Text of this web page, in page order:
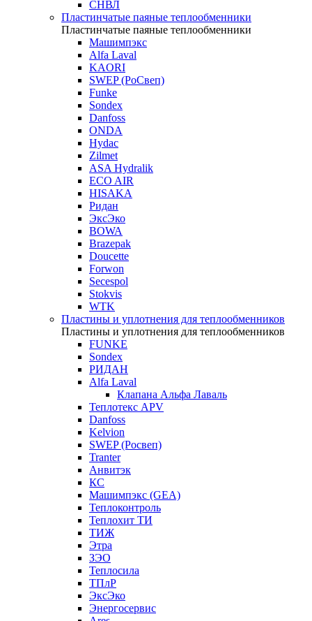
СНВЛ
Пластинчатые паяные теплообменники
Пластинчатые паяные теплообменники
Машимпэкс
Alfa Laval
KAORI
SWEP (РоСвеп)
Funke
Sondex
Danfoss
ONDA
Hydac
Zilmet
ASA Hydralik
ECO AIR
HISAKA
Ридан
ЭксЭко
BOWA
Brazepak
Doucette
Forwon
Secespol
Stokvis
WTK
Пластины и уплотнения для теплообменников
Пластины и уплотнения для теплообменников
FUNKE
Sondex
РИДАН
Alfa Laval
Клапана Альфа Лаваль
Теплотекс APV
Danfoss
Kelvion
SWEP (Росвеп)
Tranter
Анвитэк
КС
Машимпэкс (GEA)
Теплоконтроль
Теплохит ТИ
ТИЖ
Этра
ЗЭО
Теплосила
ТПлР
ЭксЭко
Энергосервис